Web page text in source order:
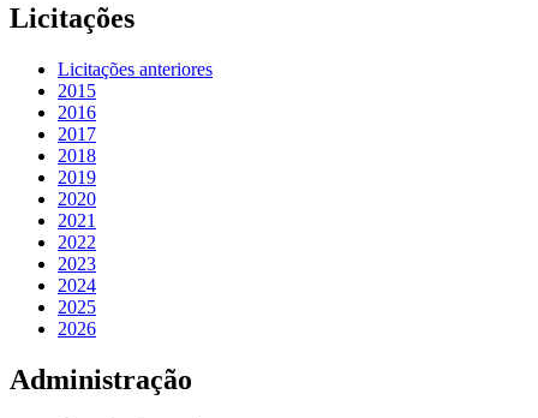
Licitações
Licitações anteriores
2015
2016
2017
2018
2019
2020
2021
2022
2023
2024
2025
2026
Administração